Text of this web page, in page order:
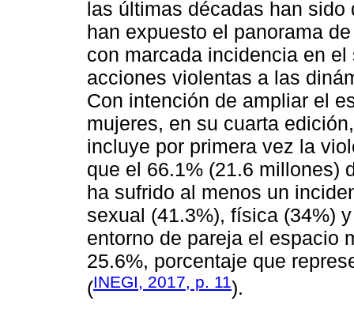
las últimas décadas han sido
han expuesto el panorama
con marcada incidencia en
acciones violentas a las
Con intención de ampliar el
mujeres, en su cuarta
incluye por primera vez la
que el 66.1% (21.6 millones)
ha sufrido al menos un
sexual (41.3%), física (34%)
entorno de pareja el espacio
25.6%, porcentaje que
(INEGI, 2017, p. 11).